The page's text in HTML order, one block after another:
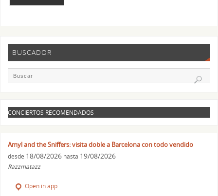
BUSCADOR
CONCIERTOS RECOMENDADOS
Amyl and the Sniffers: visita doble a Barcelona con todo vendido
desde 18/08/2026 hasta 19/08/2026
Razzmatazz
Open in app